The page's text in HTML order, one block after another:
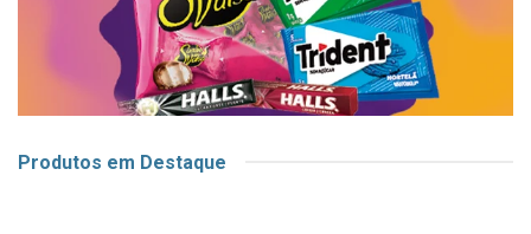
Produtos em Destaque